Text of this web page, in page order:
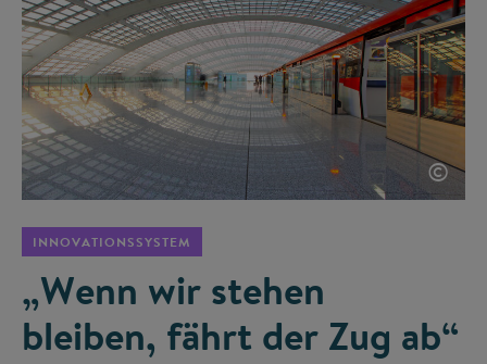
©
INNOVATIONSSYSTEM
„Wenn wir stehen
bleiben, fährt der Zug ab“